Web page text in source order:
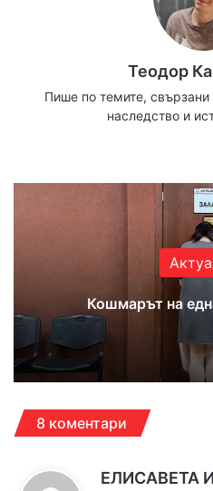
Теодор
Пише по темите, свързани
наследство и
Кошмарът на
8 коментари
ЕЛИСАВЕТА